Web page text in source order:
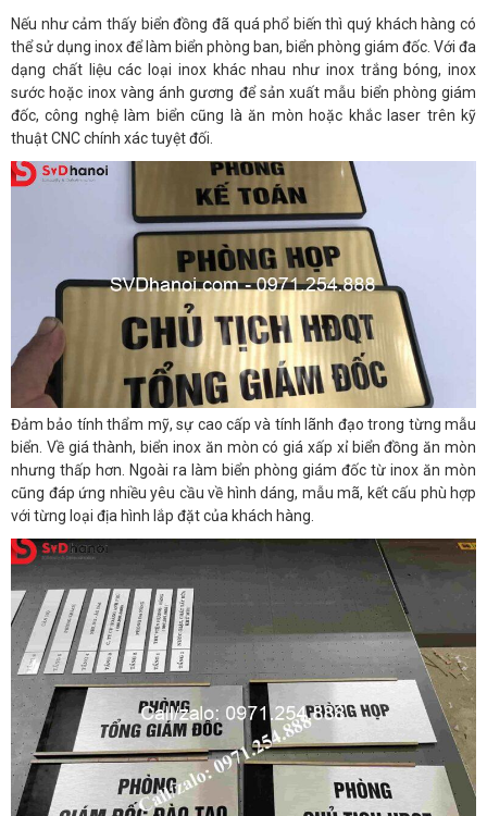
Nếu như cảm thấy biển đồng đã quá phổ biến thì quý khách hàng có
thể sử dụng inox để làm biển phòng ban, biển phòng giám đốc. Với đa
dạng chất liệu các loại inox khác nhau như inox trắng bóng, inox
sước hoặc inox vàng ánh gương để sản xuất mẫu biển phòng giám
đốc, công nghệ làm biển cũng là ăn mòn hoặc khắc laser trên kỹ
thuật CNC chính xác tuyệt đối.
Đảm bảo tính thẩm mỹ, sự cao cấp và tính lãnh đạo trong từng mẫu
biển. Về giá thành, biển inox ăn mòn có giá xấp xỉ biển đồng ăn mòn
nhưng thấp hơn. Ngoài ra làm biển phòng giám đốc từ inox ăn mòn
cũng đáp ứng nhiều yêu cầu về hình dáng, mẫu mã, kết cấu phù hợp
với từng loại địa hình lắp đặt của khách hàng.